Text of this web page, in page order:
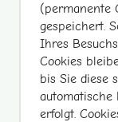
(permanente
gespeichert.
Ihres
Cookies
bis Sie diese
automatische
erfolgt.